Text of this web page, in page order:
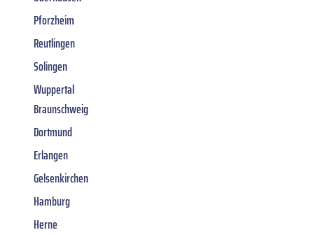
Pforzheim
Reutlingen
Solingen
Wuppertal
Braunschweig
Dortmund
Erlangen
Gelsenkirchen
Hamburg
Herne